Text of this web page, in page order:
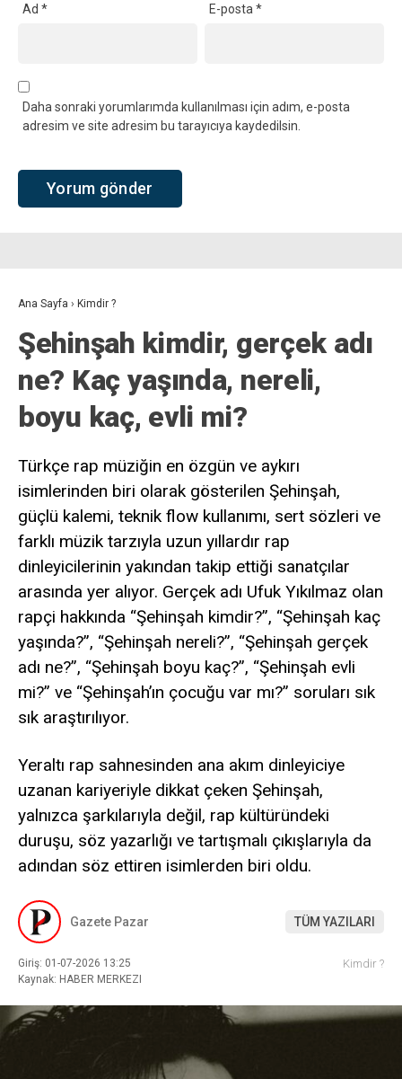
Ad * E-posta*
Daha sonraki yorumlarımda kullanılması için adım, e-posta
adresim ve site adresim bu tarayıcıya kaydedilsin.
Ana Sayfa › Kimdir ?
Şehinşah kimdir, gerçek adı
ne? Kaç yaşında, nereli,
boyu kaç, evli mi?
Türkçe rap müziğin en özgün ve aykırı
isimlerinden biri olarak gösterilen Şehinşah,
güçlü kalemi, teknik flow kullanımı, sert sözleri ve
farklı müzik tarzıyla uzun yıllardır rap
dinleyicilerinin yakından takip ettiği sanatçılar
arasında yer alıyor. Gerçek adı Ufuk Yıkılmaz olan
rapçi hakkında “Şehinşah kimdir?”, “Şehinşah kaç
yaşında?”, “Şehinşah nereli?”, “Şehinşah gerçek
adı ne?”, “Şehinşah boyu kaç?”, “Şehinşah evli
mi?” ve “Şehinşah’ın çocuğu var mı?” soruları sık
sık araştırılıyor.
Yeraltı rap sahnesinden ana akım dinleyiciye
uzanan kariyeriyle dikkat çeken Şehinşah,
yalnızca şarkılarıyla değil, rap kültüründeki
duruşu, söz yazarlığı ve tartışmalı çıkışlarıyla da
adından söz ettiren isimlerden biri oldu.
Gazete Pazar TÜM YAZILARI
Giriş: 01-07-2026 13:25
Kaynak: HABER MERKEZI
Kimdir ?